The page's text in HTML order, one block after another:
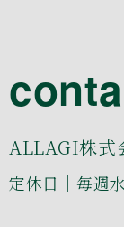
ALLAGI株式
定休日｜毎週